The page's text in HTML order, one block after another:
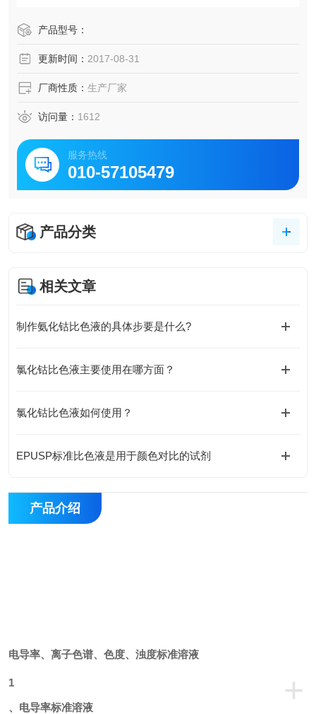
产品型号：
更新时间： 2017-08-31
厂商性质： 生产厂家
访问量： 1612
服务热线
010-57105479
产品分类
相关文章
制作氨化钴比色液的具体步要是什么?
氯化钴比色液主要使用在哪方面？
氯化钴比色液如何使用？
EPUSP标准比色液是用于颜色对比的试剂
产品介绍
电导率、离子色谱、色度、浊度标准溶液
+
1
、电导率标准溶液